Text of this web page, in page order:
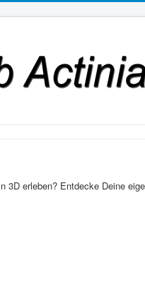
erleben? Entdecke Deine